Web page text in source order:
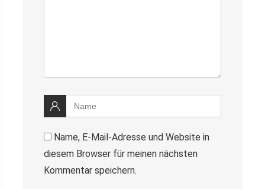
Name, E-Mail-Adresse und Website in
diesem Browser für meinen nächsten
Kommentar speichern.